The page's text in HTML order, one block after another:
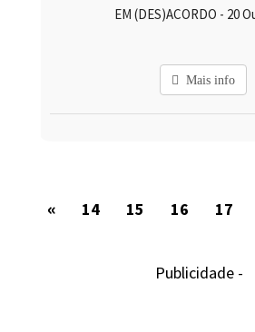
EM (DES)ACORDO - 20
Mais info
« 14 15 16 17
Publicidade -